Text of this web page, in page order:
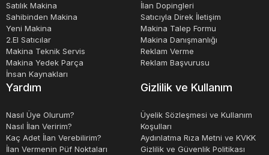
Satılık Makina
Sahibinden Makina
Yeni Makina
2.El Satıcılar
Makina Teknik Servis
Makina Yedek Parça
İnsan Kaynakları
İlan Dopingleri
Satıcıyla Direk İletişim
Makina Talep Formu
Makina Danışmanlığı
Reklam Verme
Reklam Başvurusu
Yardım
Nasıl Üye Olurum?
Nasıl İlan Veririm?
Kaç Adet İlan Verebilirim?
İlan Vermenin Püf Noktaları
Gizlilik ve Kullanım
Üyelik Sözleşmesi ve Kullanım
Koşulları
Aydınlatma Rıza Metni ve KVKK
Gizlilik ve Güvenlik Politikası